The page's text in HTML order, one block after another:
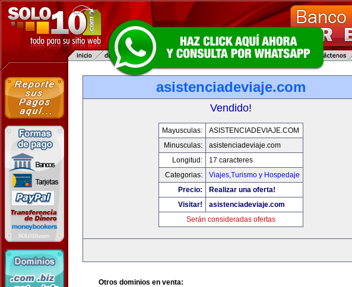
asistenciadeviaje.com
Vendido!
Mayusculas:
ASISTENCIADEVIAJE.COM
Minusculas:
asistenciadeviaje.com
Longitud:
17 caracteres
Categorias:
Viajes,Turismo y Hospedaje
Precio:
Realizar una oferta!
Visitar!
asistenciadeviaje.com
Serán consideradas ofertas
Otros dominios en venta: